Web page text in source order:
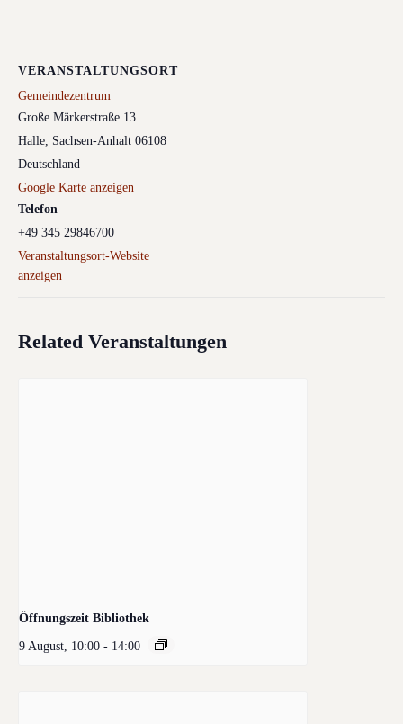
VERANSTALTUNGSORT
Gemeindezentrum
Große Märkerstraße 13
Halle, Sachsen-Anhalt 06108
Deutschland
Google Karte anzeigen
Telefon
+49 345 29846700
Veranstaltungsort-Website
anzeigen
Related Veranstaltungen
Öffnungszeit Bibliothek
9 August, 10:00 - 14:00